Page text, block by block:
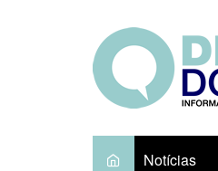
Notícias